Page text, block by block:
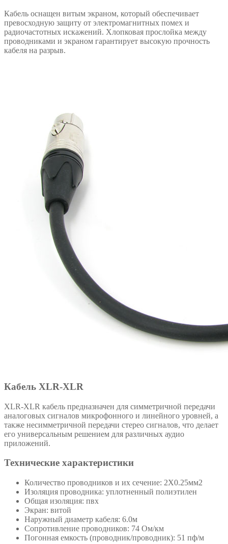
Кабель оснащен витым экраном, который обеспечивает
превосходную защиту от электромагнитных помех и
радиочастотных искажений. Хлопковая прослойка между
проводниками и экраном гарантирует высокую прочность
кабеля на разрыв.
Кабель XLR-XLR
XLR-XLR кабель предназначен для симметричной передачи
аналоговых сигналов микрофонного и линейного уровней, а
также несимметричной передачи стерео сигналов, что делает
его универсальным решением для различных аудио
приложений.
Технические характеристики
Количество проводников и их сечение: 2Х0.25мм2
Изоляция проводника: уплотненный полиэтилен
Общая изоляция: пвх
Экран: витой
Наружный диаметр кабеля: 6.0м
Сопротивление проводников: 74 Ом/км
Погонная емкость (проводник/проводник): 51 пф/м